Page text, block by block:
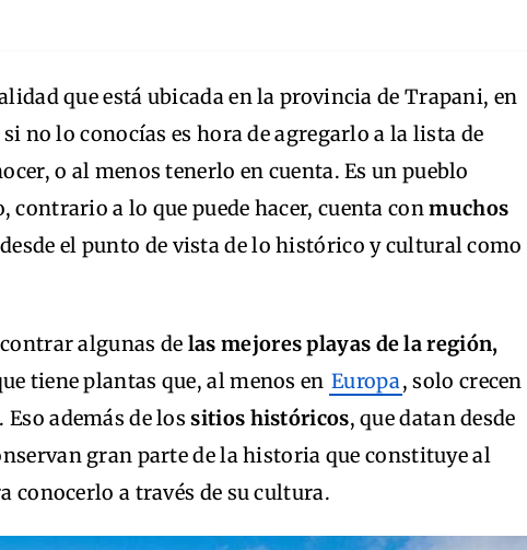
que está ubicada en la provincia de Trapani, en
no lo conocías es hora de agregarlo a la lista de
o al menos tenerlo en cuenta. Es un pueblo
contrario a lo que puede hacer, cuenta conmuchos
el punto de vista de lo histórico y cultural como
algunas de las mejores playas de la región,
tiene plantas que, al menos en Europa, solo crecen
además de lossitios históricos, que datan desde
gran parte de la historia que constituye al
conocerlo a través de su cultura.